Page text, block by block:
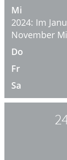
Krankheiten &
ELTERN UND
Mi
2024: Im
November
Do
Fr
Sa